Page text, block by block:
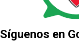
Síguenos en